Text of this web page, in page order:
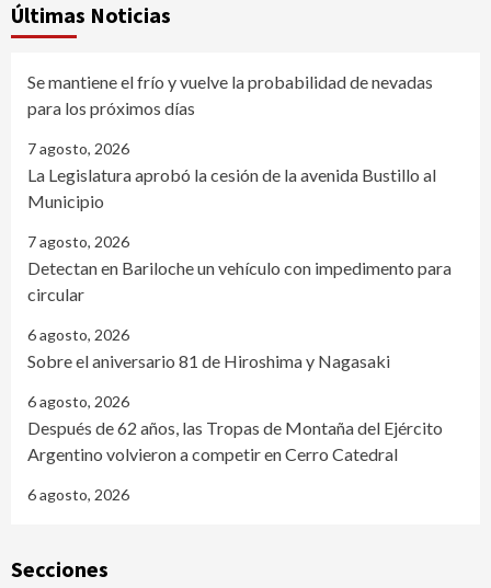
Últimas Noticias
Se mantiene el frío y vuelve la probabilidad de nevadas
para los próximos días
7 agosto, 2026
La Legislatura aprobó la cesión de la avenida Bustillo al
Municipio
7 agosto, 2026
Detectan en Bariloche un vehículo con impedimento para
circular
6 agosto, 2026
Sobre el aniversario 81 de Hiroshima y Nagasaki
6 agosto, 2026
Después de 62 años, las Tropas de Montaña del Ejército
Argentino volvieron a competir en Cerro Catedral
6 agosto, 2026
Secciones